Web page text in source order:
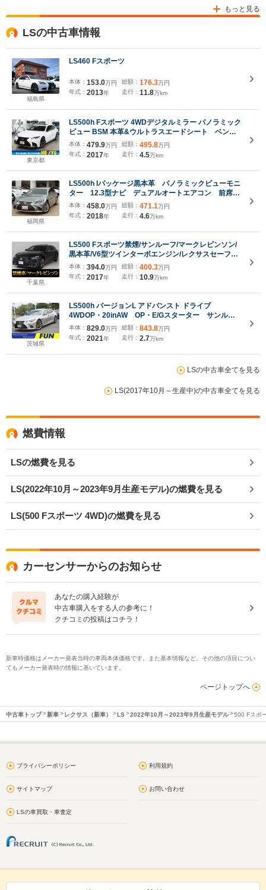
もっと見る
LSの中古車情報
福島県
LS460 Fスポーツ
本体： 153.0万円
年式： 2013年
総額： 176.3万円
走行： 11.8万km
東京都
LS500h Fスポーツ 4WDデジタルミラー パノラミック
ビュー BSM 本革&ウルトラスエードシート ベンチ
レーション 前後シート&ステアヒーター パワート
ランク HUD 12.3インチナビ ブルーレイ
ETC2.0 三眼LED
本体： 479.9万円
年式： 2017年
総額： 495.8万円
走行： 4.5万km
福岡県
LS500h Iパッケージ黒本革 パノラミックビューモニ
ター 12.3型ナビ デュアルオートエアコン 前席シ
ートヒーター&ベンチレーション 三眼LEDヘッドラ
イト 前後ドラレコ レーダー探知機 ETC2.0
本体： 458.0万円
年式： 2018年
総額： 471.1万円
走行： 4.6万km
千葉県
LS500 Fスポーツ禁煙/サンルーフ/マークレビンソン/
黒本革/V6型ツインターボエンジン/レクサスセーフテ
ィシステム+A/デジタルインナーミラー/ハンズフリー
パワートランク/パノラミックビューモニター/専用イ
ンテリア&エクステリア
本体： 394.0万円
年式： 2017年
総額： 400.3万円
走行： 10.9万km
茨城県
LS500h バージョンL アドバンスト ドライブ
4WDOP・20inAW OP・E/Gスターター サンルー
フ セーフティシステムプラスA チームメイト D
インナーミラー HUD BSM 全周囲 マクレビ
12.3inタッチディスプレイ ハンズフリーPトラン
ク 黒革シート
本体： 829.0万円
年式： 2021年
総額： 843.8万円
走行： 2.7万km
LSの中古車全てを見る
LS(2017年10月～生産中)の中古車全てを見る
燃費情報
LSの燃費を見る
LS(2022年10月～2023年9月生産モデル)の燃費を見る
LS(500 Fスポーツ 4WD)の燃費を見る
カーセンサーからのお知らせ
あなたの購入経験が
中古車購入をする人の参考に！
クチコミの投稿はコチラ！
新車時価格はメーカー発表当時の車両本体価格です。また基本情報など、その他の項目につい
てもメーカー発表時の情報に基いています。
ページトップへ
中古車トップ 新車 レクサス（新車） LS 2022年10月～2023年9月生産モデル 500 Fスポ
プライバシーポリシー 利用規約
サイトマップ お問い合わせ
LSの車買取・車査定